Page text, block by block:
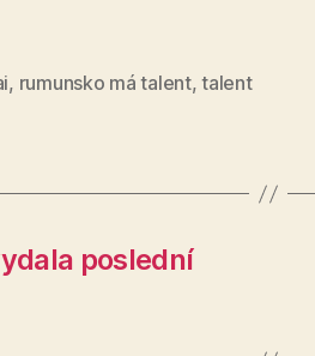
, rumunsko má talent,talent
poslední